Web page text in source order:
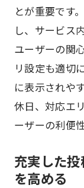
とが重要です
し、サービス
ユーザーの関
リ設定も適切
に表示されや
休日、対応エ
ーザーの利便
充実した
を高める